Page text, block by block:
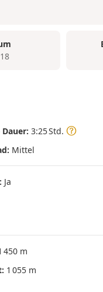
3:25 Std.
Mittel
Ja
450 m
1 055 m